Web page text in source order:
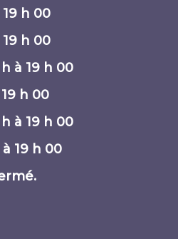
h 00
h 00
à 19 h 00
h 00
à 19 h 00
19 h 00